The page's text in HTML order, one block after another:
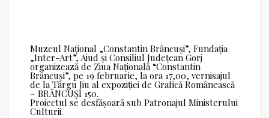
Muzeul Național „Constantin Brâncuși”, Fundația
„Inter-Art”, Aiud și Consiliul Județean Gorj
organizează de Ziua Națională “Constantin
Brâncuși”, pe 19 februarie, la ora 17,00, vernisajul
de la Târgu Jiu al expoziției de Grafică Românească
– BRÂNCUȘI 150.
Proiectul se desfășoară sub Patronajul Ministerului
Culturii.